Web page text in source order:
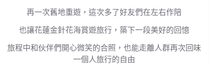
再一次舊地重遊，這次多了好友們在左右作陪
也讓花蓮金針花海賞遊旅行，築下一段美好的回憶
旅程中和伙伴們開心微笑的合照，也能走離人群再次回味
一個人旅行的自由